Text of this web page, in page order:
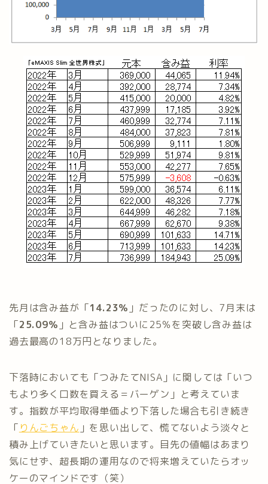
先月は含み益が「14.23％ 」だったのに対し、7月末は
「25.09％ 」と含み益はついに25％を突破し含み益は
過去最高の18万円となりました。
下落時においても「つみたてNISA」に関しては「いつ
もより多く口数を買える＝バーゲン」と考えていま
す。指数が平均取得単価より下落した場合も引き続き
「 りんごちゃん 」を思い出して、慌てないよう淡々と
積み上げていきたいと思います。目先の値幅はあまり
気にせず、超長期の運用なので将来増えていたらオッ
ケーのマインドです（笑）